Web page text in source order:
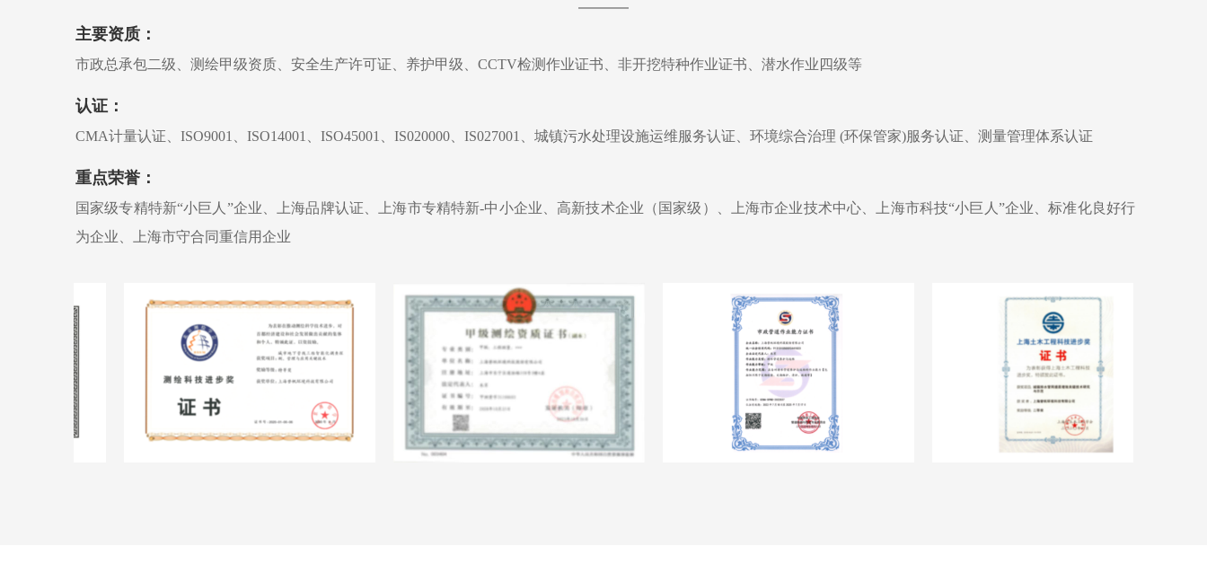
——
主要资质：
市政总承包二级、测绘甲级资质、安全生产许可证、养护甲级、CCTV检测作业证书、非开挖特种作业证书、潜水作业四级等
认证：
CMA计量认证、ISO9001、ISO14001、ISO45001、IS020000、IS027001、城镇污水处理设施运维服务认证、环境综合治理 (环保管家)服务认证、测量管理体系认证
重点荣誉：
国家级专精特新“小巨人”企业、上海品牌认证、上海市专精特新-中小企业、高新技术企业（国家级）、上海市企业技术中心、上海市科技“小巨人”企业、标准化良好行
为企业、上海市守合同重信用企业